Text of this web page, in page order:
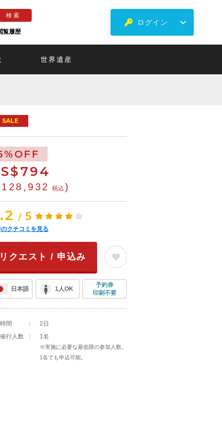
覧履歴
ログイン
世界遺産
SALE
794
税込 )
/ 5
クチコミを見る
リクエスト / 申込み
日本語 1人OK
予約券
印刷不要
間 ：
2日
行人数
： 1名
※実施に必要な最低限の参加人数。
1名でも申込可能。